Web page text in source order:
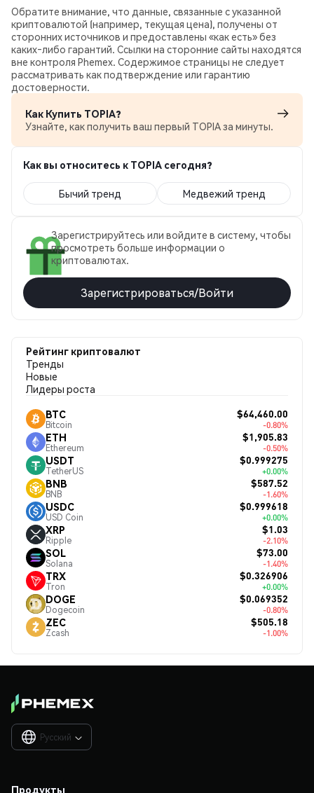
Обратите внимание, что данные, связанные с указанной
криптовалютой (например, текущая цена), получены от
сторонних источников и предоставлены «как есть» без
каких‑либо гарантий. Ссылки на сторонние сайты находятся
вне контроля Phemex. Содержимое страницы не следует
рассматривать как подтверждение или гарантию
достоверности.
Как Купить TOPIA?
Узнайте, как получить ваш первый TOPIA за минуты.
Как вы относитесь к TOPIA сегодня?
Бычий тренд Медвежий тренд
Зарегистрируйтесь или войдите в систему, чтобы
просмотреть больше информации о
криптовалютах.
Зарегистрироваться/Войти
Рейтинг криптовалют
Тренды
Новые
Лидеры роста
BTC
Bitcoin
$64,460.00
-0.80%
ETH
Ethereum
$1,905.83
-0.50%
USDT
TetherUS
$0.999275
+0.00%
BNB
BNB
$587.52
-1.60%
USDC
USD Coin
$0.999618
+0.00%
XRP
Ripple
$1.03
-2.10%
SOL
Solana
$73.00
-1.40%
TRX
Tron
$0.326906
+0.00%
DOGE
Dogecoin
$0.069352
-0.80%
ZEC
Zcash
$505.18
-1.00%
Русский 
Продукты